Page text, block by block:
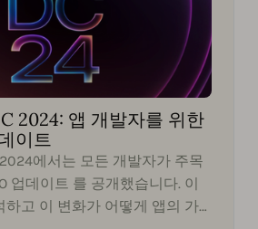
2024: 앱 개발자를 위한
이트
에서는 모든 개발자가 주목
업데이트 를 공개했습니다. 이
하고 이 변화가 어떻게 앱의 가